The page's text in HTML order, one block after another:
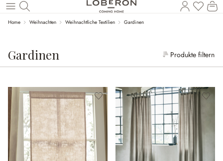
Zum Hauptinhalt springen
Home Weihnachten Weihnachtliche Textilien Gardinen
Gardinen Produkte filtern